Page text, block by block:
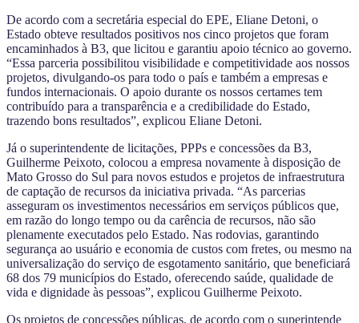
De acordo com a secretária especial do EPE, Eliane Detoni, o
Estado obteve resultados positivos nos cinco projetos que foram
encaminhados à B3, que licitou e garantiu apoio técnico ao governo.
“Essa parceria possibilitou visibilidade e competitividade aos nossos
projetos, divulgando-os para todo o país e também a empresas e
fundos internacionais. O apoio durante os nossos certames tem
contribuído para a transparência e a credibilidade do Estado,
trazendo bons resultados”, explicou Eliane Detoni.
Já o superintendente de licitações, PPPs e concessões da B3,
Guilherme Peixoto, colocou a empresa novamente à disposição de
Mato Grosso do Sul para novos estudos e projetos de infraestrutura
de captação de recursos da iniciativa privada. “As parcerias
asseguram os investimentos necessários em serviços públicos que,
em razão do longo tempo ou da carência de recursos, não são
plenamente executados pelo Estado. Nas rodovias, garantindo
segurança ao usuário e economia de custos com fretes, ou mesmo na
universalização do serviço de esgotamento sanitário, que beneficiará
68 dos 79 municípios do Estado, oferecendo saúde, qualidade de
vida e dignidade às pessoas”, explicou Guilherme Peixoto.
Os projetos de concessões públicas, de acordo com o superintende